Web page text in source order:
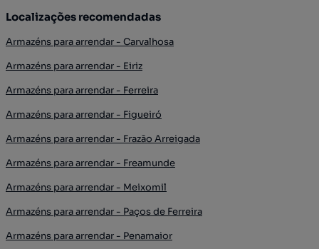
Localizações recomendadas
Armazéns para arrendar - Carvalhosa
Armazéns para arrendar - Eiriz
Armazéns para arrendar - Ferreira
Armazéns para arrendar - Figueiró
Armazéns para arrendar - Frazão Arreigada
Armazéns para arrendar - Freamunde
Armazéns para arrendar - Meixomil
Armazéns para arrendar - Paços de Ferreira
Armazéns para arrendar - Penamaior